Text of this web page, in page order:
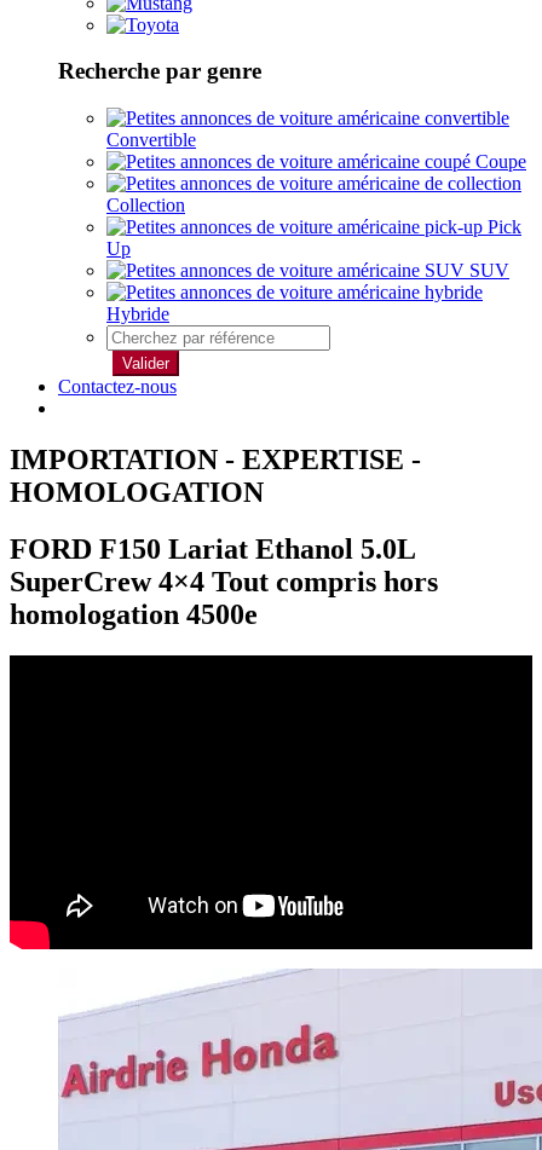
Recherche par genre
Convertible
Coupe
Collection
Pick
Up
SUV
Hybride
Valider
Contactez-nous
IMPORTATION - EXPERTISE -
HOMOLOGATION
FORD F150 Lariat Ethanol 5.0L
SuperCrew 4×4 Tout compris hors
homologation 4500e